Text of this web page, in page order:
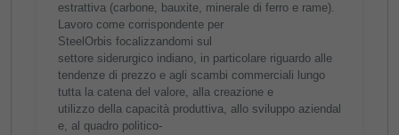
estrattiva (carbone, bauxite, minerale di ferro e rame).
Lavoro come corrispondente per
SteelOrbis focalizzandomi sul
settore siderurgico indiano, in particolare riguardo alle
tendenze di prezzo e agli scambi commerciali lungo
tutta la catena del valore, alla creazione e
utilizzo della capacità produttiva, allo sviluppo aziendal
e, al quadro politico-